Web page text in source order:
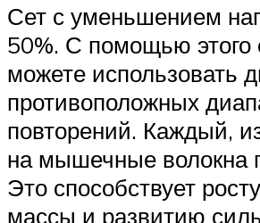
Сет с уменьшением
50%. С помощью этого
можете использовать
противоположных
повторений. Каждый,
на мышечные волокна
Это способствует
массы и развитию